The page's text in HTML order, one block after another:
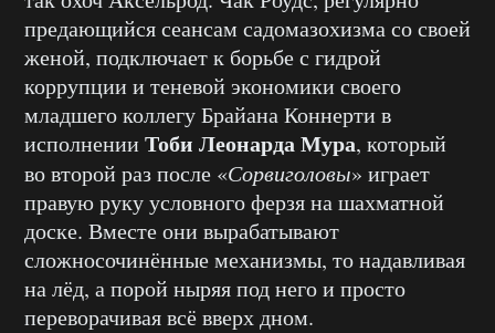
предающийся сеансам садомазохизма со своей
женой, подключает к борьбе с гидрой
коррупции и теневой экономики своего
младшего коллегу Брайана Коннерти в
исполнении Тоби Леонарда Мура, который
во второй раз после «Сорвиголовы» играет
правую руку условного ферзя на шахматной
доске. Вместе они вырабатывают
сложносочинённые механизмы, то надавливая
на лёд, а порой ныряя под него и просто
переворачивая всё вверх дном.